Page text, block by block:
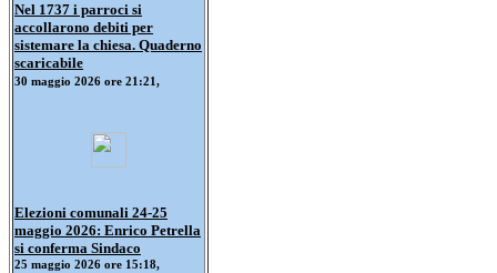
Nel 1737 i parroci si
accollarono debiti per
sistemare la chiesa. Quaderno
scaricabile
30 maggio 2026 ore 21:21,
Elezioni comunali 24-25
maggio 2026: Enrico Petrella
si conferma Sindaco
25 maggio 2026 ore 15:18,